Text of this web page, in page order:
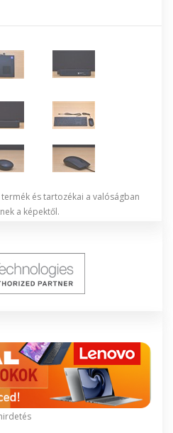
és tartozékai a valóságban
a képektől.